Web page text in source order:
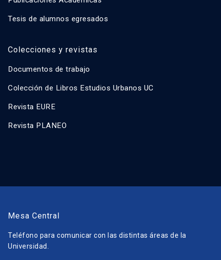
Tesis de alumnos egresados
Colecciones y revistas
Documentos de trabajo
Colección de Libros Estudios Urbanos UC
Revista EURE
Revista PLANEO
Mesa Central
Teléfono para comunicar con las distintas áreas de la
Universidad.